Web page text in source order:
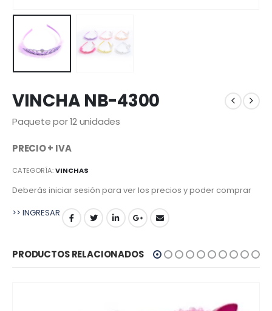
VINCHA NB-4300
Paquete por 12 unidades
PRECIO + IVA
CATEGORÍA:VINCHAS
Deberás iniciar sesión para ver los precios y poder comprar
>> INGRESAR
PRODUCTOS RELACIONADOS